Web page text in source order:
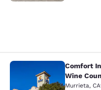
Comfort Inn &
Comfort
Wine
Murrieta, CA